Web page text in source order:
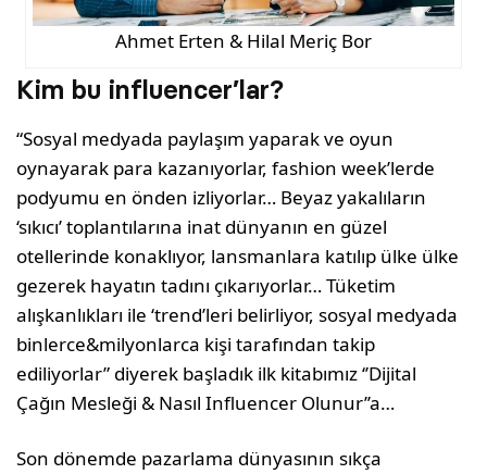
Ahmet Erten & Hilal Meriç Bor
Kim bu influencer’lar?
“Sosyal medyada paylaşım yaparak ve oyun
oynayarak para kazanıyorlar, fashion week’lerde
podyumu en önden izliyorlar… Beyaz yakalıların
‘sıkıcı’ toplantılarına inat dünyanın en güzel
otellerinde konaklıyor, lansmanlara katılıp ülke ülke
gezerek hayatın tadını çıkarıyorlar… Tüketim
alışkanlıkları ile ‘trend’leri belirliyor, sosyal medyada
binlerce&milyonlarca kişi tarafından takip
ediliyorlar” diyerek başladık ilk kitabımız ‘’Dijital
Çağın Mesleği & Nasıl Influencer Olunur’’a…
Son dönemde pazarlama dünyasının sıkça